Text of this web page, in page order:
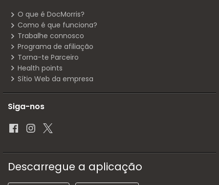
O que é DocMorris?
Como é que funciona?
Trabalhe connosco
Programa de afiliação
Torna-te Parceiro
Health points
Sítio Web da empresa
Siga-nos
Descarregue a aplicação